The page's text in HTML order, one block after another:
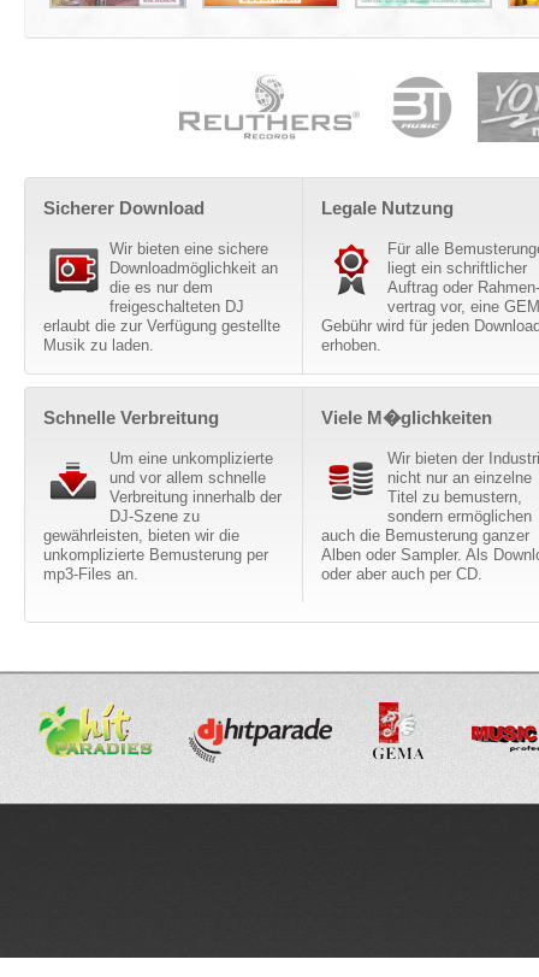
Sicherer Download
Wir bieten eine sichere
Downloadmöglichkeit an
die es nur dem
freigeschalteten DJ
erlaubt die zur Verfügung gestellte
Musik zu laden.
Legale Nutzung
Für alle
liegt ein schriftlicher
Auftrag oder Rahmen-
vertrag vor, eine
Gebühr wird für jeden
erhoben.
Schnelle Verbreitung
Um eine unkomplizierte
und vor allem schnelle
Verbreitung innerhalb der
DJ-Szene zu
gewährleisten, bieten wir die
unkomplizierte Bemusterung per
mp3-Files an.
Viele M�glichkeiten
Wir bieten der
nicht nur an einzelne
Titel zu bemustern,
sondern ermöglichen
auch die Bemusterung ganzer
Alben oder Sampler. Als
oder aber auch per CD.